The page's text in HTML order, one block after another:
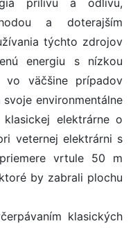
prílivu a odlivu,
a doterajším
týchto zdrojov
energiu s nízkou
väčšine prípadov
environmentálne
klasickej elektrárne o
veternej elektrárni s
vrtule 50 m
by zabrali plochu
klasických